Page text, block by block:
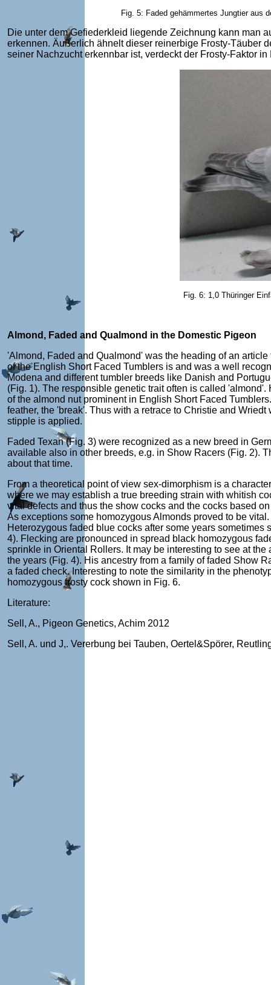
Fig. 5: Faded gehämmertes Jungtier aus
Die unter dem Gefiederkleid liegende Zeichnung kann man
erkennen. Äußerlich ähnelt dieser reinerbige Frosty-Täuber
seiner Nachzucht erkennbar ist, verdeckt der Frosty-Faktor
Fig. 6: 1,0 Thüringer
Almond, Faded and Qualmond in the Domestic Pigeon
'Almond, Faded and Qualmond' was the heading of an
of the English Short Faced Tumblers is and was a well
Modena and different tumbler breeds like Danish and
(Fig. 1). The responsible genetic trait often is called
of the almond nut prominent in English Short Faced
feather, the 'break'. Thus with a retrace to Christie and
stipple is applied.
Faded Texan (Fig. 3) were recognized as a new breed in
available also in other breeds, e.g. in Show Racers (Fig. 2).
about that time.
From a theoretical point of view sex-dimorphism is a
where we may establish a true breeding strain with whitish
vital defects and thus the show cocks and the cocks based
As exceptions some homozygous Almonds proved to be
Heterozygous faded blue cocks after some years
4). Flecking are pronounced in spread black homozygous
sprinkle in Oriental Rollers. It may be interesting to see at
the years (Fig. 4). His ancestry from a family of faded Show
a faded check. Interesting to note the similarity in the
homozygous frosty cock shown in Fig. 6.
Literature:
Sell, A., Pigeon Genetics, Achim 2012
Sell, A. und J,. Vererbung bei Tauben, Oertel&Spörer,